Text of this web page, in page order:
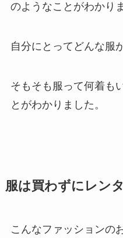
のようなことがわかり
自分にとってどんな服
そもそも服って何着も
とがわかりました。
服は買わずにレン
こんなファッションの